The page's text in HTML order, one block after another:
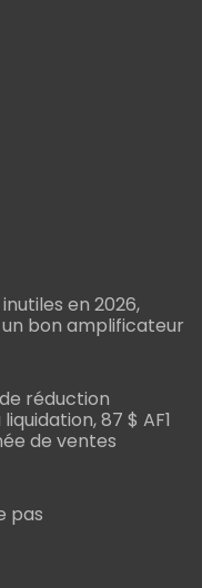
en 2026,
bon amplificateur
réduction
87 $ AF1
de ventes
pas